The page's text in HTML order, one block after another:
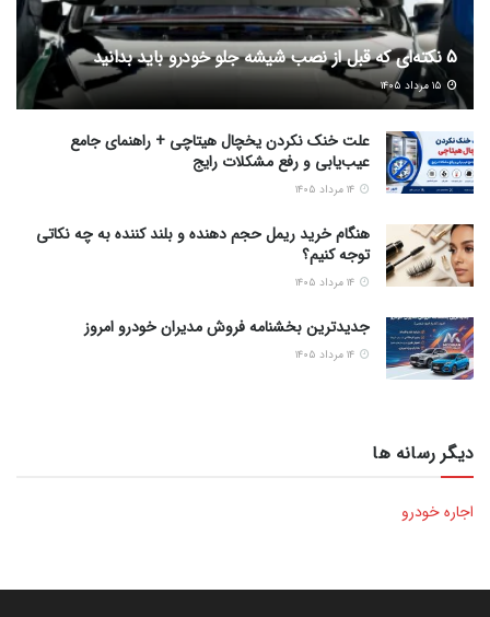
5 نکته‌ای که قبل از نصب شیشه جلو خودرو باید بدانید
علت خنک نکردن یخچال هیتاچی + راهنمای جامع
عیب‌یابی و رفع مشکلات رایج
هنگام خرید ریمل حجم دهنده و بلند کننده به چه نکاتی
توجه کنیم؟
جدیدترین بخشنامه فروش مدیران خودرو امروز
دیگر رسانه ها
اجاره خودرو